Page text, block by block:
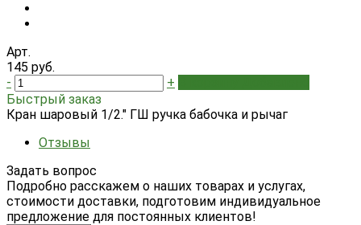
Арт.
145 руб.
-
+
Быстрый заказ
Кран шаровый 1/2." ГШ ручка бабочка и рычаг
Отзывы
Задать вопрос
Подробно расскажем о наших товарах и услугах,
стоимости доставки, подготовим индивидуальное
предложение для постоянных клиентов!